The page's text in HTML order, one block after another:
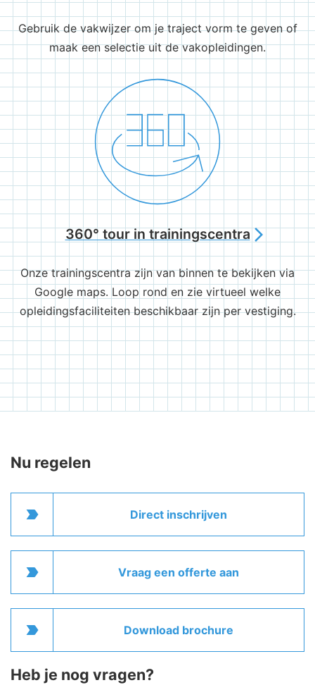
Gebruik de vakwijzer om je traject vorm te geven of
maak een selectie uit de vakopleidingen.
360° tour in trainingscentra arrow_forward_ios
Onze trainingscentra zijn van binnen te bekijken via
Google maps. Loop rond en zie virtueel welke
opleidingsfaciliteiten beschikbaar zijn per vestiging.
Nu regelen
label_important Direct inschrijven
label_important Vraag een offerte aan
label_important Download brochure
Heb je nog vragen?